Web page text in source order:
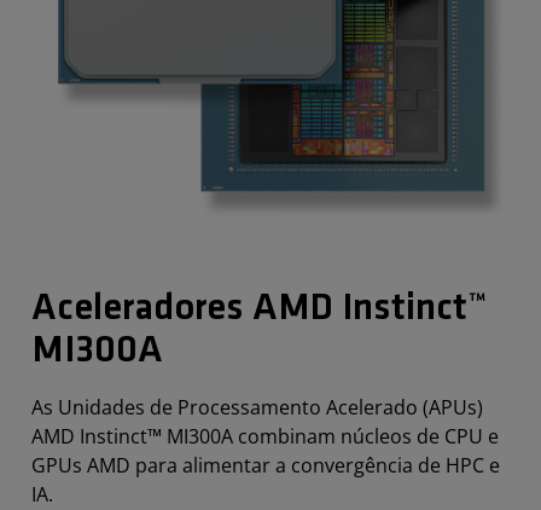
Aceleradores AMD Instinct™
MI300A
As Unidades de Processamento Acelerado (APUs)
AMD Instinct™ MI300A combinam núcleos de CPU e
GPUs AMD para alimentar a convergência de HPC e
IA.